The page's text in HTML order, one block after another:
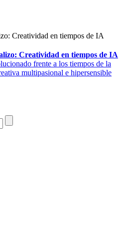
Creatividad en tiempos de IA
Creatividad en tiempos de IA
frente a los tiempos de la
multipasional e hipersensible